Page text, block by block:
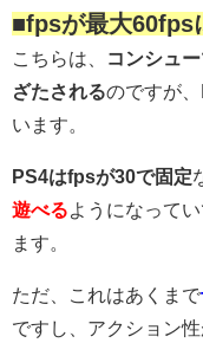
■fpsが最大60fps
こちらは、
コンシュ
ざたされるのですが
います。
PS4はfpsが30で固定
遊べる ようになって
ます。
ただ、これはあくまで
ですし、アクション